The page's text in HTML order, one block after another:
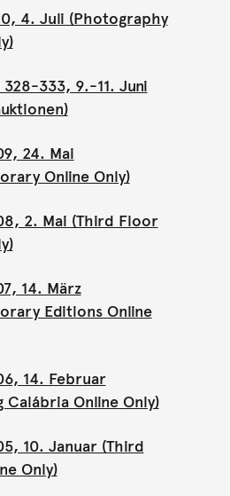
4. Juli (Photography
333, 9.-11. Juni
24. Mai
Online Only)
2. Mai (Third Floor
14. März
Editions Online
14. Februar
Calábria Online Only)
10. Januar (Third
Only)